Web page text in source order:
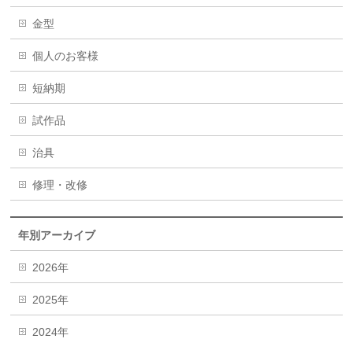
金型
個人のお客様
短納期
試作品
治具
修理・改修
年別アーカイブ
2026年
2025年
2024年